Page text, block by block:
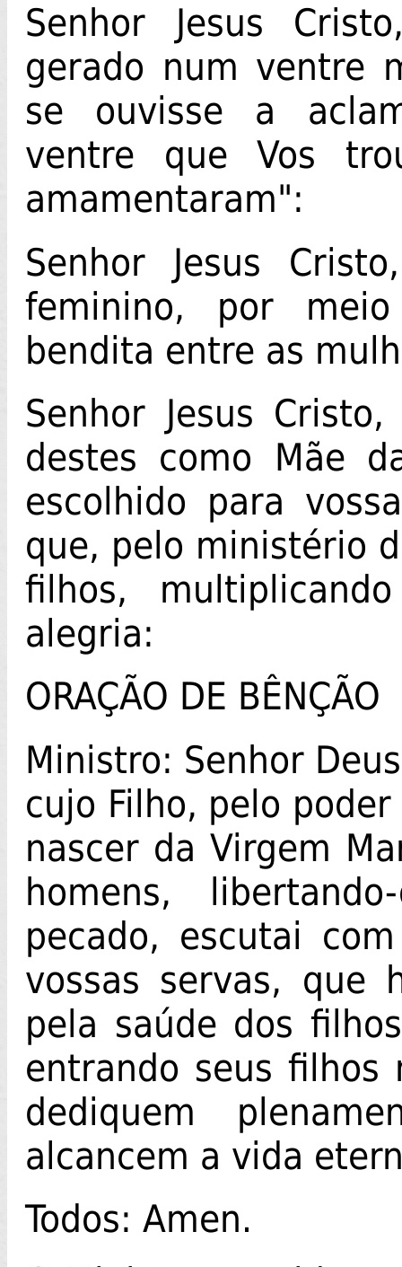
Senhor Jesus
gerado num ventre
se ouvisse a
ventre que Vos
amamentaram":
Senhor Jesus
feminino, por
bendita entre as
Senhor Jesus
destes como Mãe
escolhido para
que, pelo ministério
filhos,
alegria:
ORAÇÃO DE BÊNÇÃO
Ministro: Senhor
cujo Filho, pelo
nascer da Virgem
homens,
pecado, escutai
vossas servas, que
pela saúde dos
entrando seus filhos
dediquem
alcancem a vida
Todos: Amen.